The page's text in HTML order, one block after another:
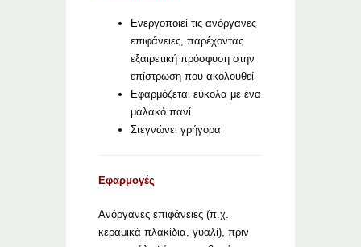
Ενεργοποιεί τις ανόργανες
επιφάνειες, παρέχοντας
εξαιρετική πρόσφυση στην
επίστρωση που ακολουθεί
Εφαρμόζεται εύκολα με ένα
μαλακό πανί
Στεγνώνει γρήγορα
Εφαρμογές
Ανόργανες επιφάνειες (π.χ.
κεραμικά πλακίδια, γυαλί), πριν